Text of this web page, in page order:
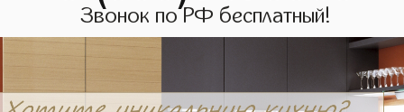
Звонок по РФ бесплатный!